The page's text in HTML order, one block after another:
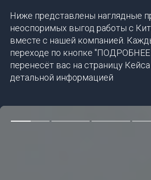
Ниже представлены наглядные
неоспоримых выгод работы с
вместе с нашей компанией.
переходе по кнопке
перенесёт вас на страницу
детальной информацией